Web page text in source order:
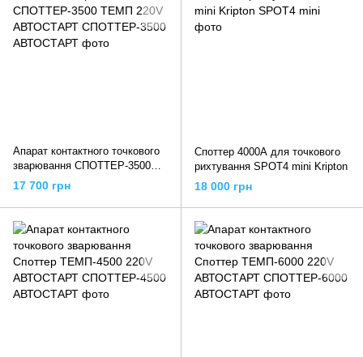
Апарат контактного точкового
зварювання СПОТТЕР-3500
ТЕМП 220V АВТОСТАРТ
17 700 грн
Споттер 4000А для точкового
рихтування SPOT4 mini Kripton
18 000 грн